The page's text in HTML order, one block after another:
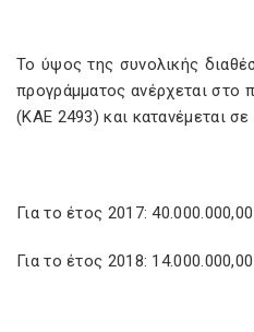
Το ύψος της συνολικής
προγράμματος ανέρχεται
(ΚΑΕ 2493) και κατανέμεται
Για το έτος 2017:
Για το έτος 2018: